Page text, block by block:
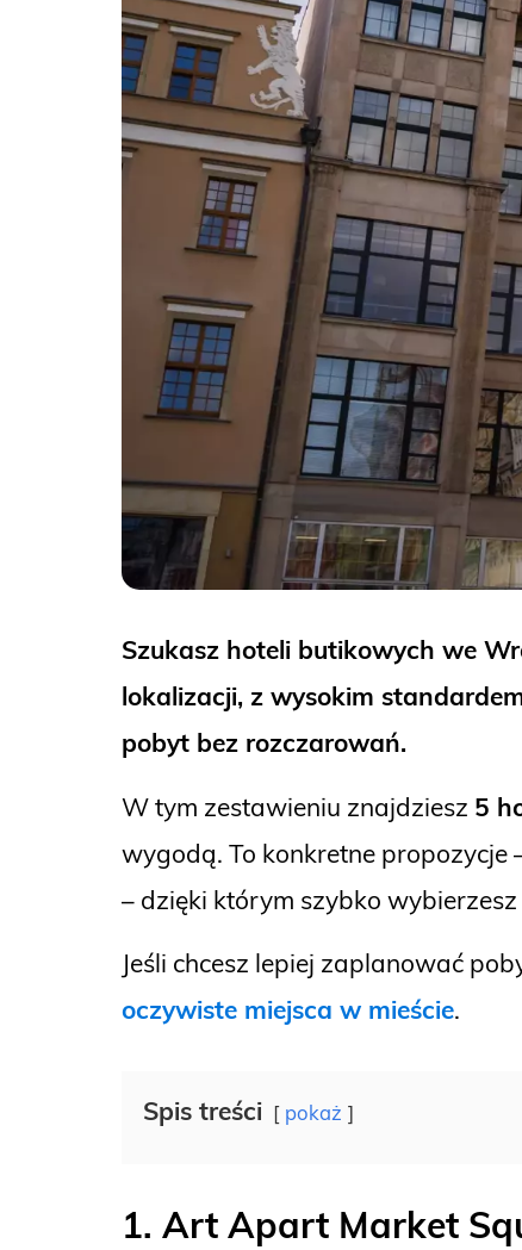
Szukasz hoteli butikowych we
lokalizacji, z wysokim
pobyt bez rozczarowań.
W tym zestawieniu znajdziesz 5
wygodą. To konkretne
– dzięki którym szybko
Jeśli chcesz lepiej zaplanować
oczywiste miejsca w mieście.
Spis treści pokaż
1. Art Apart Market